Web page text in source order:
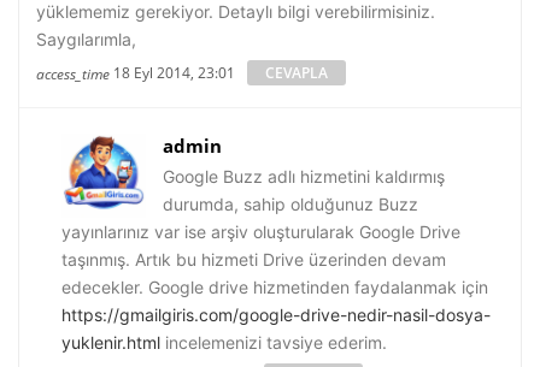
yüklememiz gerekiyor. Detaylı bilgi verebilirmisiniz.
Saygılarımla,
access_time 18 Eyl 2014, 23:01 CEVAPLA
admin
Google Buzz adlı hizmetini kaldırmış
durumda, sahip olduğunuz Buzz
yayınlarınız var ise arşiv oluşturularak Google Drive
taşınmış. Artık bu hizmeti Drive üzerinden devam
edecekler. Google drive hizmetinden faydalanmak için
https://gmailgiris.com/google-drive-nedir-nasil-dosya-
yuklenir.htmlincelemenizi tavsiye ederim.